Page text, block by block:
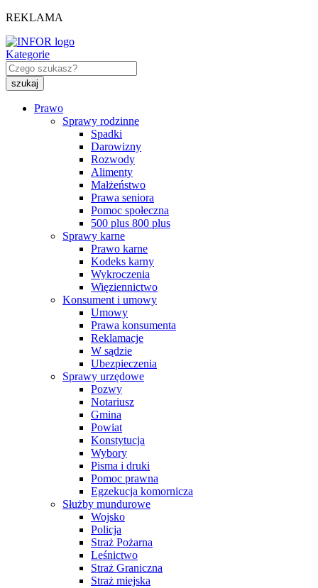
REKLAMA
Kategorie
Prawo
Sprawy rodzinne
Spadki
Darowizny
Rozwody
Alimenty
Małżeństwo
Prawa seniora
Pomoc społeczna
500 plus 800 plus
Sprawy karne
Prawo karne
Kodeks karny
Wykroczenia
Więziennictwo
Konsument i umowy
Umowy
Prawa konsumenta
Reklamacje
W sądzie
Ubezpieczenia
Sprawy urzędowe
Pozwy
Notariusz
Gmina
Powiat
Konstytucja
Wybory
Pisma i druki
Pomoc prawna
Egzekucja komornicza
Służby mundurowe
Wojsko
Policja
Straż Pożarna
Leśnictwo
Straż Graniczna
Straż miejska